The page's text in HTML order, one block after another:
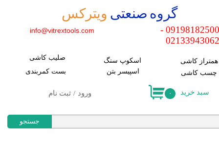
ورود / ثبت نام
حساب کاربری من
تغییر کلمه عبور
سفارشات
​گروه صنعتی ویترکس
جستجو
۰ سبد خرید
09198182500 -
​همتراز کاشی صلیب کاشی
​چسب کاشی
اسکوپ سنگ
اسپیسر بتن
​بست کمربندی
info@vitrextools.com